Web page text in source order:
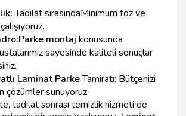
Tadilat sırasındaMinimum toz ve
Parke montaj konusunda
sayesinde kaliteli sonuçlar
Laminat ParkeTamiratı: Bütçenizi
çözümler sunuyoruz.
tadilat sonrası temizlik hizmeti de